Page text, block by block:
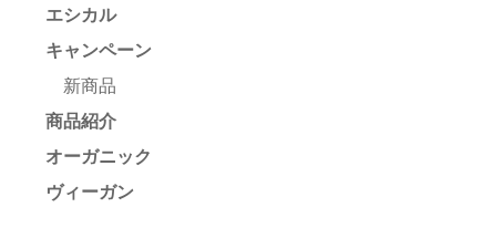
エシカル
キャンペーン
新商品
商品紹介
オーガニック
ヴィーガン